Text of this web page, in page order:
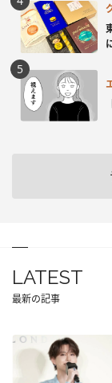
LATEST
最新の記事